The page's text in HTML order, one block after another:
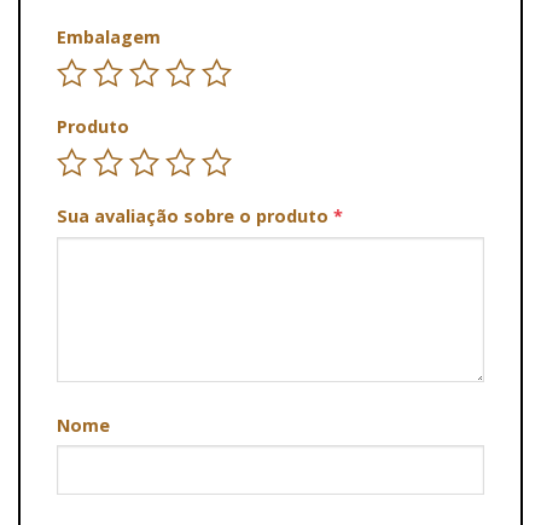
Embalagem
Produto
Sua avaliação sobre o produto *
Nome